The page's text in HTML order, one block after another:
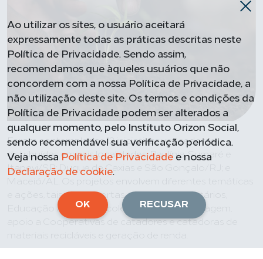
Foram contempladas 12 iniciativas vencedoras
distribuídas em seis localidades: Paulínia, Sumaré e
Itapevi/SP; Duque de Caxias e São Gonçalo/RJ; e
e ações, tais como: hortas e jardins comunitários,
Educação Ambiental, coleta seletiva e reciclagem,
apoio a Cooperativas de catadores e catadoras de
Ao utilizar os sites, o usuário aceitará
expressamente todas as práticas descritas neste
Política de Privacidade. Sendo assim,
recomendamos que àqueles usuários que não
concordem com a nossa Política de Privacidade, a
não utilização deste site. Os termos e condições da
Política de Privacidade podem ser alterados a
qualquer momento, pelo Instituto Orizon Social,
sendo recomendável sua verificação periódica.
Veja nossa Política de Privacidade e nossa
Declaração de cookie.
OK RECUSAR